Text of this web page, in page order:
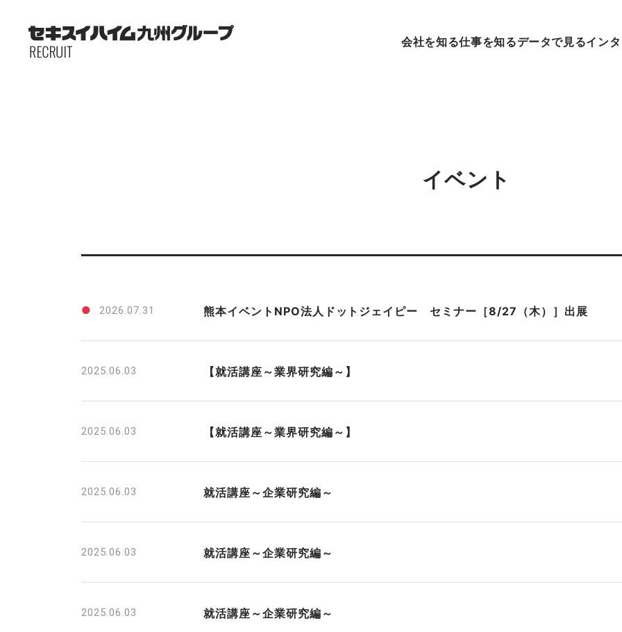
会社を知る仕事を知るデータで見るイン
イベント
● 2026.07.31 熊本イベントNPO法人ドットジェイピー セミナー［8/27（木）］出展
2025.06.03 【就活講座～業界研究編～】
2025.06.03 【就活講座～業界研究編～】
2025.06.03 就活講座～企業研究編～
2025.06.03 就活講座～企業研究編～
2025.06.03 就活講座～企業研究編～